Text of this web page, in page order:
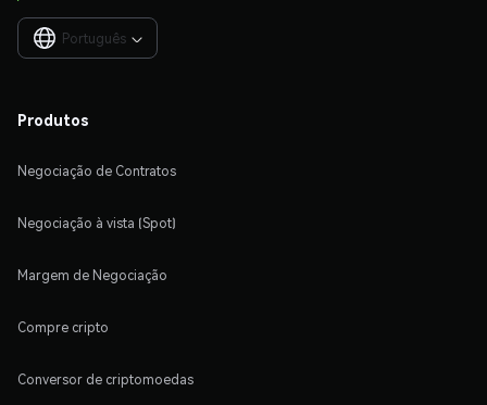
Português 
Produtos
Negociação de Contratos
Negociação à vista (Spot)
Margem de Negociação
Compre cripto
Conversor de criptomoedas